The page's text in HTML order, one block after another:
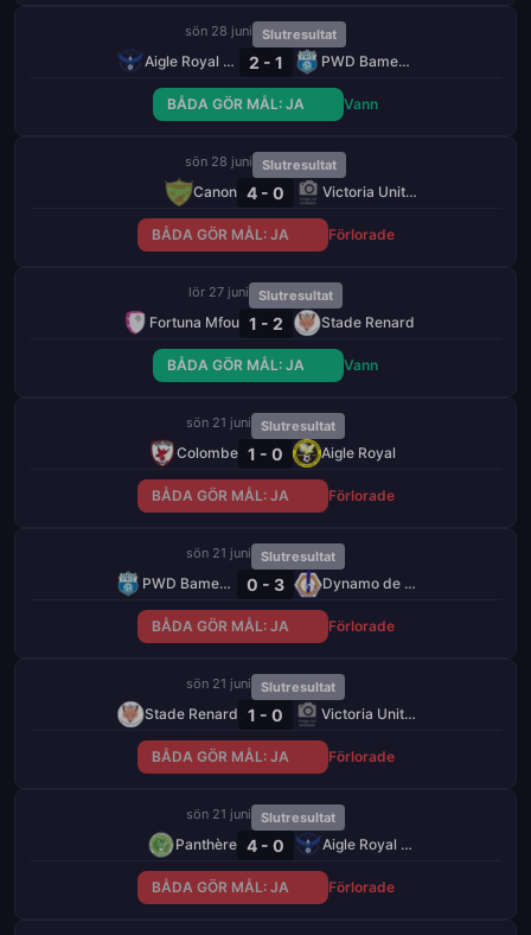
sön 28 juni Slutresultat
Aigle Royal de Moungo 2 - 1 PWD Bamenda
BÅDA GÖR MÅL: JA Vann
sön 28 juni Slutresultat
Canon 4 - 0 Victoria United
BÅDA GÖR MÅL: JA Förlorade
lör 27 juni Slutresultat
Fortuna Mfou 1 - 2 Stade Renard
BÅDA GÖR MÅL: JA Vann
sön 21 juni Slutresultat
Colombe 1 - 0 Aigle Royal
BÅDA GÖR MÅL: JA Förlorade
sön 21 juni Slutresultat
PWD Bamenda 0 - 3 Dynamo de Douala
BÅDA GÖR MÅL: JA Förlorade
sön 21 juni Slutresultat
Stade Renard 1 - 0 Victoria United
BÅDA GÖR MÅL: JA Förlorade
sön 21 juni Slutresultat
Panthère 4 - 0 Aigle Royal de Moungo
BÅDA GÖR MÅL: JA Förlorade